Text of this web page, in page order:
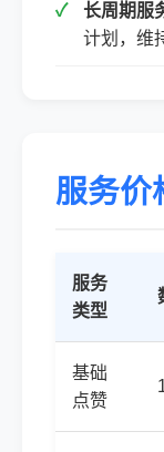
长周期服
计划，维
服务价
服务
类型
基础
点赞